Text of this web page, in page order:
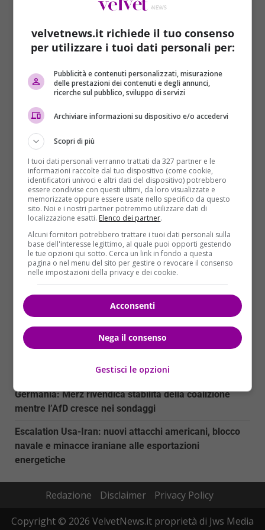
Cronaca
Torino: padre in fuga col neonato di 15
giorni, trovato in Spagna
Redazione 16/04/2015
UPDATE 17/04/2015 Il padre fuggitivo, Enzo
Costanza, è stato trovato in Spagna. L’uomo è stato
localizzato dalla...
Read More
ARTICOLI RECENTI
Myanmar: nove attivisti condannati a 37 anni di
carcere per proteste contro elezioni militari
Trump Media sotto inchiesta: la SEC indaga sulla
vendita accelerata della Truth API
Germania: Merz rivendica stabilità della coalizione
mentre l’AfD cresce nei sondaggi
Escalation Usa-Iran: nuovi attacchi americani, blocco
navale e minacce iraniane alle esportazioni
energetiche
Redazione Disclaimer
Privacy Policy
Copyright © 2026 VelvetNews.it proprietà di Jws Media
velvetnews.it richiede il tuo consenso
per utilizzare i tuoi dati personali per:
Pubblicità e contenuti personalizzati, misurazione
delle prestazioni dei contenuti e degli annunci,
ricerche sul pubblico, sviluppo di servizi
Archiviare informazioni su dispositivo e/o accedervi
Scopri di più
I tuoi dati personali verranno trattati da 327 partner e le
informazioni raccolte dal tuo dispositivo (come cookie,
identificatori univoci e altri dati del dispositivo) potrebbero
essere condivise con questi ultimi, da loro visualizzate e
memorizzate oppure essere usate nello specifico da questo
sito. Noi e i nostri partner potremmo utilizzare dati di
localizzazione esatti. Elenco dei partner.
Alcuni fornitori potrebbero trattare i tuoi dati personali sulla
base dell'interesse legittimo, al quale puoi opporti gestendo
le tue opzioni qui sotto. Cerca un link in fondo a questa
pagina o nel menu del sito per gestire o revocare il consenso
nelle impostazioni della privacy e dei cookie.
Acconsenti
Nega il consenso
Gestisci le opzioni